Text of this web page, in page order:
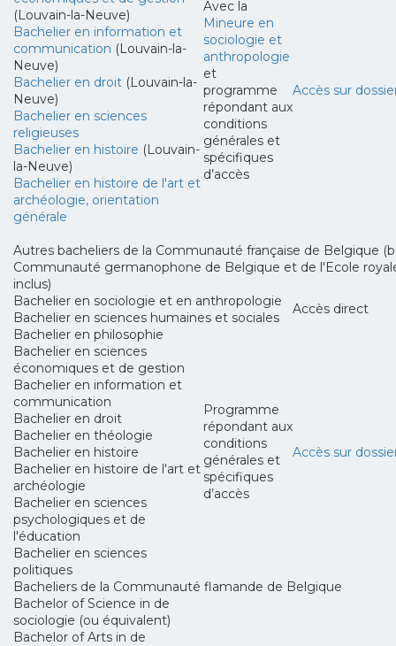
(Louvain-la-Neuve)
Bachelier en information et
communication (Louvain-la-
Neuve)
Bachelier en droit (Louvain-la-
Neuve)
Bachelier en sciences
religieuses
Bachelier en histoire (Louvain-
la-Neuve)
Bachelier en histoire de l'art et
archéologie, orientation
générale
Avec la
Mineure en
sociologie et
anthropologie
et
programme
répondant aux
conditions
générales et
spécifiques
d’accès
Accès sur
Autres bacheliers de la Communauté française de Belgique
Communauté germanophone de Belgique et de l'Ecole
inclus)
Bachelier en sociologie et en anthropologie
Bachelier en sciences humaines et sociales
Accès direct
Bachelier en philosophie
Bachelier en sciences
économiques et de gestion
Bachelier en information et
communication
Bachelier en droit
Bachelier en théologie
Bachelier en histoire
Bachelier en histoire de l'art et
archéologie
Bachelier en sciences
psychologiques et de
l'éducation
Bachelier en sciences
politiques
Programme
répondant aux
conditions
générales et
spécifiques
d’accès
Accès sur
Bacheliers de la Communauté flamande de Belgique
Bachelor of Science in de
sociologie (ou équivalent)
Bachelor of Arts in de